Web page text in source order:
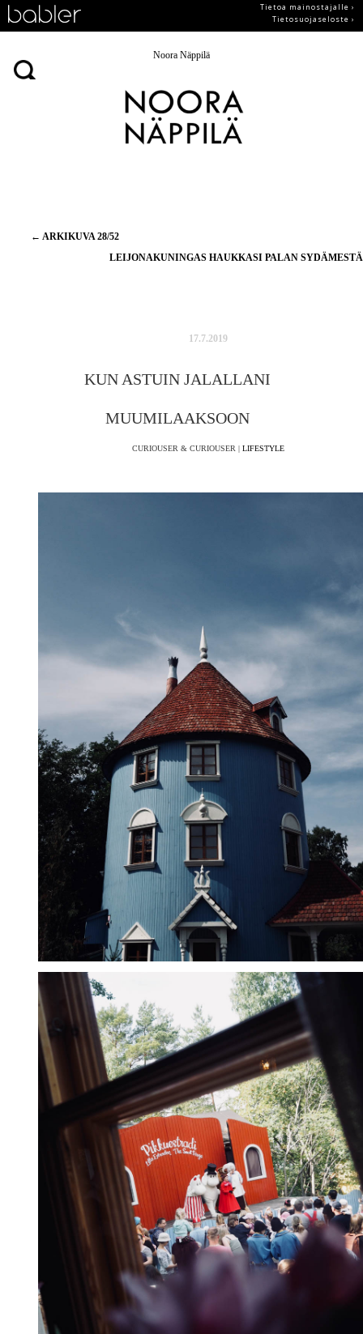
Tietoa mainostajalle ›
Tietosuojaseloste ›
Noora Näppilä
Artikkelien
← ARKIKUVA 28/52
LEIJONAKUNINGAS HAUKKASI PALAN
17.7.2019
KUN ASTUIN JALALLANI
MUUMILAAKSOON
CURIOUSER & CURIOUSER | LIFESTYLE